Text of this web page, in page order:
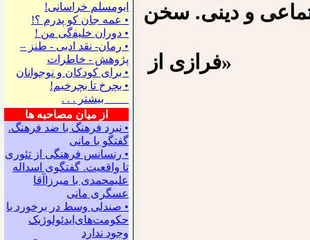
ابومسلم خراسانی!
• ﻋﻤﻪ ﺟﺎﻥ ﻛﻮ ﭘﺪﺭﻡ ؟!
• ﺩﻭﺭﺍﻥ ﺧﻠﻴﻔگی ﻣﻦ !
• رمان- نقد ادبی - طنز –
پژوهش - خاطرات
• ﺑﺮﺍﻯ ﻛﻮﺩﻛﺎﻥ ﻭ ﻧﻮﺟﻮﺍﻧﺎﻥ
• بچرخ تا بچرخیم!
بیشتر . . .
از میان مصاحبه ها
• نبرد فرهنگ با ضد فرهنگ.
گفتگو با ﻣﺎﻧﻰ
• رنسانس فرهنگی ‌از تئوری
‌تا واقعیت. گفتگوی اسداله
علیمحمدی با میرزاآقا
عسگری ‌مانی
• صندلی وسط در برخورد با
حکومت‌های‌ایدئولوژیک
وجود ندارد
و دینی. سخن
از